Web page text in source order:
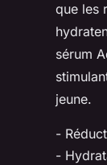
que les
sérum
jeune.
-
-